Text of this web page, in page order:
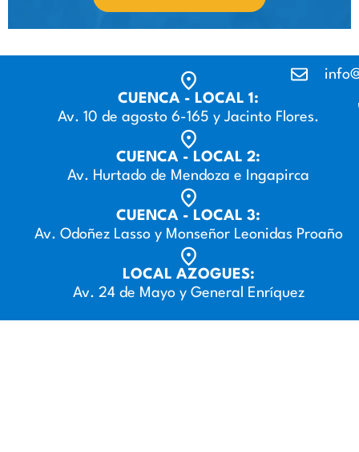
CUENCA - LOCAL 1:
Av. 10 de agosto 6-165 y Jacinto Flores.
CUENCA - LOCAL 2:
Av. Hurtado de Mendoza e Ingapirca
CUENCA - LOCAL 3:
Av. Odoñez Lasso y Monseñor Leonidas Proaño
LOCAL AZOGUES:
Av. 24 de Mayo y General Enríquez